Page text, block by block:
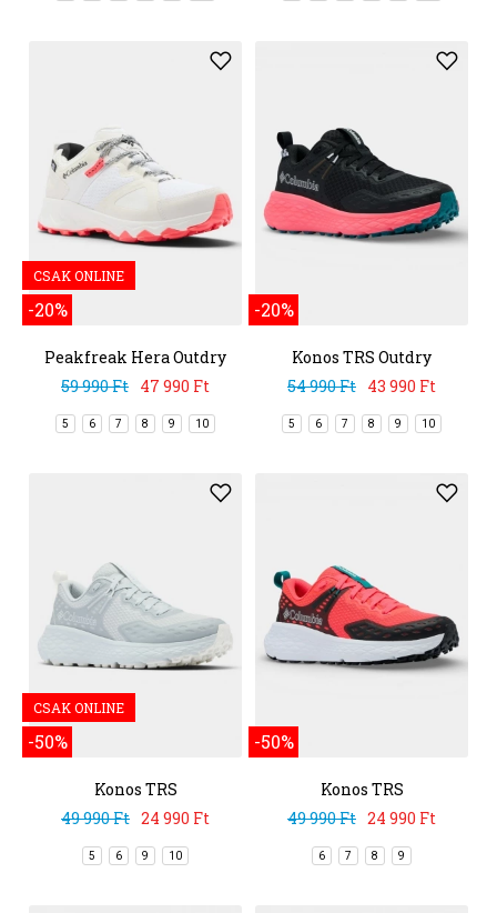
CSAK ONLINE
-20%
Peakfreak Hera Outdry
59 990 Ft 47 990 Ft
5 6 7 8 9 10
-20%
Konos TRS Outdry
54 990 Ft 43 990 Ft
5 6 7 8 9 10
CSAK ONLINE
-50%
Konos TRS
49 990 Ft 24 990 Ft
5 6 9 10
-50%
Konos TRS
49 990 Ft 24 990 Ft
6 7 8 9